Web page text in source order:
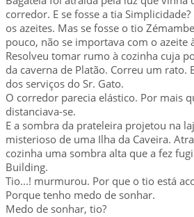
corredor. E se fosse a tia
os azeites. Mas se fosse o tio
pouco, não se importava com o azeite
Resolveu tomar rumo à cozinha cuja
da caverna de Platão. Correu um rato.
dos serviços do Sr. Gato.
O corredor parecia elástico. Por mais
distanciava-se.
E a sombra da prateleira projetou na
misterioso de uma Ilha da Caveira.
cozinha uma sombra alta que a fez
Building.
Tio...! murmurou. Por que o tio está
Porque tenho medo de sonhar.
Medo de sonhar, tio?